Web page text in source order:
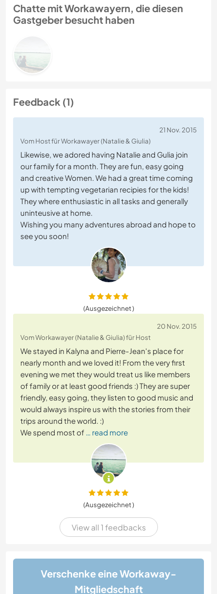
Chatte mit Workawayern, die diesen
Gastgeber besucht haben
Feedback (1)
21 Nov. 2015
Vom Host für Workawayer (Natalie & Giulia)
Likewise, we adored having Natalie and Gulia join
our family for a month. They are fun, easy going
and creative Women. We had a great time coming
up with tempting vegetarian recipies for the kids!
They where enthusiastic in all tasks and generally
uninteusive at home.
Wishing you many adventures abroad and hope to
see you soon!
(Ausgezeichnet )
20 Nov. 2015
Vom Workawayer (Natalie & Giulia) für Host
We stayed in Kalyna and Pierre-Jean's place for
nearly month and we loved it! From the very first
evening we met they would treat us like members
of family or at least good friends :) They are super
friendly, easy going, they listen to good music and
would always inspire us with the stories from their
trips around the world. :)
We spend most of … read more
(Ausgezeichnet )
View all 1 feedbacks
Verschenke eine Workaway-
Mitgliedschaft